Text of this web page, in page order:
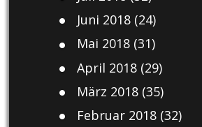
Juni 2018(24)
Mai 2018(31)
April 2018(29)
März 2018(35)
Februar 2018(32)